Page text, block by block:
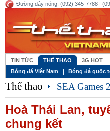
Đường dây nóng: (092) 345-7788 |
TIN TỨC THỂ THAO 3G HOT
Bóng đá Việt Nam
Bóng đá quốc
Thể thao SEA Games
Hoà Thái Lan,
chung kết